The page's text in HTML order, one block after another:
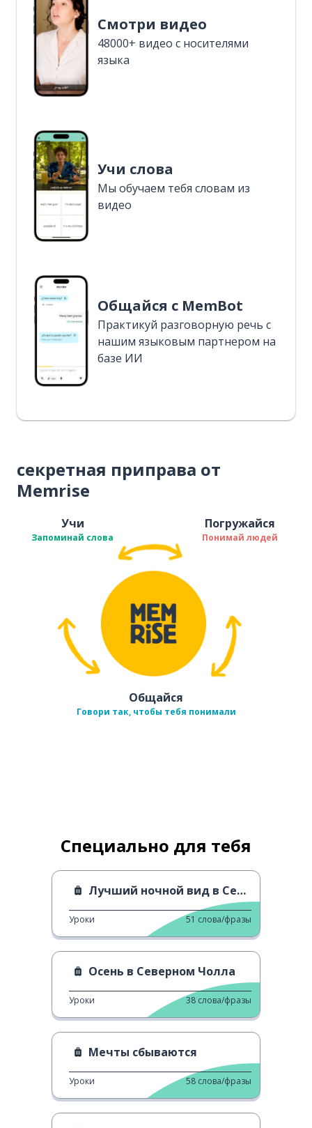
Смотри видео
48000+ видео с носителями
языка
Учи слова
Мы обучаем тебя словам из
видео
Общайся с MemBot
Практикуй разговорную речь с
нашим языковым партнером на
базе ИИ
секретная приправа от
Memrise
Учи
Запоминай слова
Погружайся
Понимай людей
Общайся
Говори так, чтобы тебя понимали
Специально для тебя
Лучший ночной вид в Сеуле
Уроки 51 слова/фразы
Осень в Северном Чолла
Уроки 38 слова/фразы
Мечты сбываются
Уроки 58 слова/фразы